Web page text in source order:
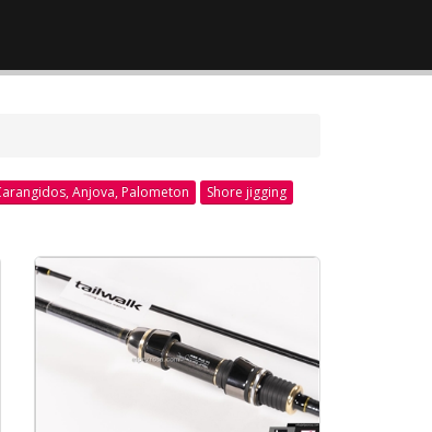
Anjova, Palometon Shore jigging